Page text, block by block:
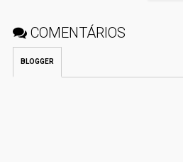
COMENTÁRIOS
BLOGGER